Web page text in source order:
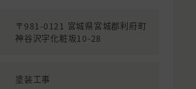
〒981-0121 宮城県宮城郡利府町
神谷沢字化粧坂10-28
塗装工事